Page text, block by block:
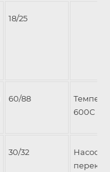
18/25
60/88
600С
30/32
Насос